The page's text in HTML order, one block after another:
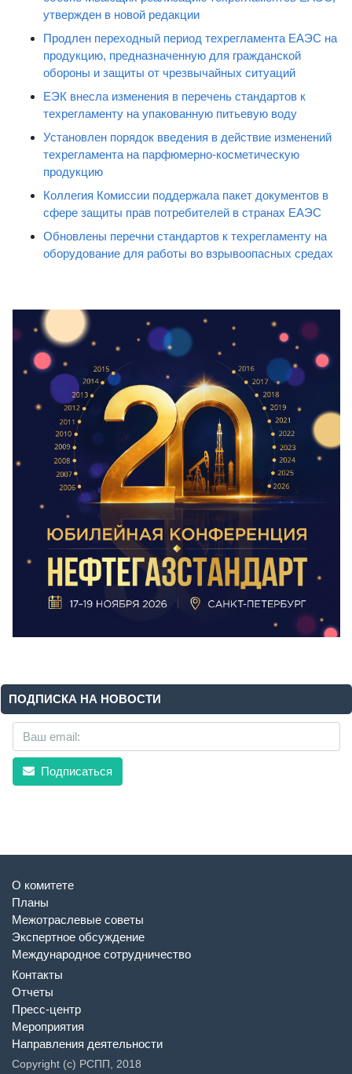
утвержден в новой редакции
Продлен переходный период техрегламента ЕАЭС на
продукцию, предназначенную для гражданской
обороны и защиты от чрезвычайных ситуаций
ЕЭК внесла изменения в перечень стандартов к
техрегламенту на упакованную питьевую воду
Установлен порядок введения в действие изменений
техрегламента на парфюмерно-косметическую
продукцию
Коллегия Комиссии поддержала пакет документов в
сфере защиты прав потребителей в странах ЕАЭС
Обновлены перечни стандартов к техрегламенту на
оборудование для работы во взрывоопасных средах
ПОДПИСКА НА НОВОСТИ
Подписаться
О комитете
Планы
Межотраслевые советы
Экспертное обсуждение
Международное сотрудничество
Контакты
Отчеты
Пресс-центр
Мероприятия
Направления деятельности
Copyright (c) РСПП, 2018